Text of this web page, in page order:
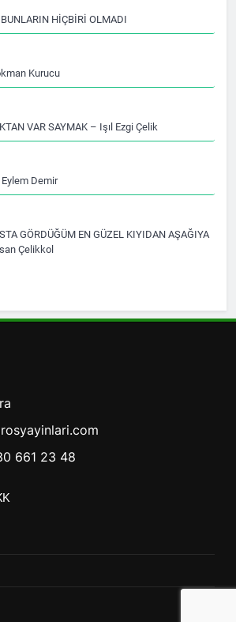
HİÇBİRİ OLMADI
Kurucu
VAR SAYMAK – Işıl Ezgi Çelik
Demir
GÖRDÜĞÜM EN GÜZEL KIYIDAN AŞAĞIYA
Çelikkol
661 23 48